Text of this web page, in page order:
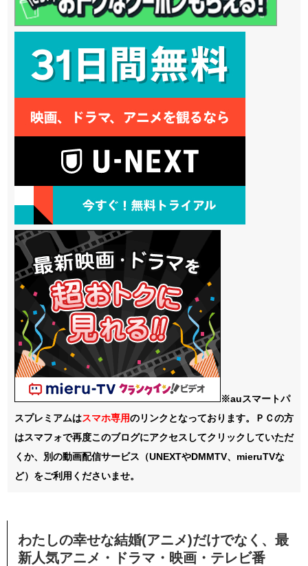
※auスマートパ
スプレミアムはスマホ専用のリンクとなっております。ＰＣの方
はスマフォで再度このブログにアクセスしてクリックしていただ
くか、別の動画配信サービス（UNEXTやDMMTV、mieruTVな
ど）をご利用くださいませ。
わたしの幸せな結婚(アニメ)だけでなく、最
新人気アニメ・ドラマ・映画・テレビ番